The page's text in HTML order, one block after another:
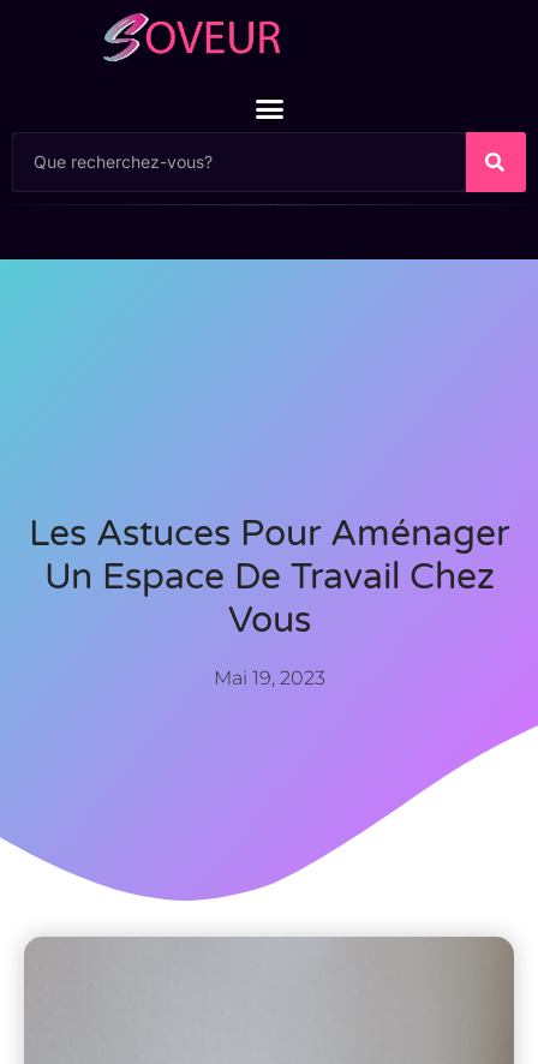
Les Astuces Pour Aménager
Un Espace De Travail Chez
Vous
Mai 19, 2023